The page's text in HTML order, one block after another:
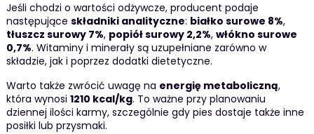
Jeśli chodzi o wartości odżywcze, producent podaje
następujące składniki analityczne: białko surowe 8%,
tłuszcz surowy 7%, popiół surowy 2,2%, włókno surowe
0,7%. Witaminy i minerały są uzupełniane zarówno w
składzie, jak i poprzez dodatki dietetyczne.
Warto także zwrócić uwagę na energię metaboliczną,
która wynosi 1210 kcal/kg. To ważne przy planowaniu
dziennej ilości karmy, szczególnie gdy pies dostaje także inne
posiłki lub przysmaki.